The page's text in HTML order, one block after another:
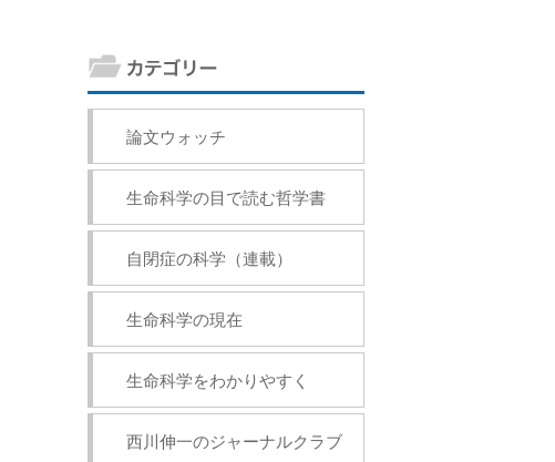
論文ウォッチ
生命科学の目で読む哲学書
自閉症の科学（連載）
生命科学の現在
生命科学をわかりやすく
西川伸一のジャーナルクラブ